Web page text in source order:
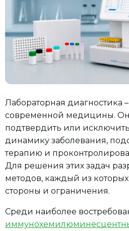
Лабораторная диагностика –
современной медицины.
подтвердить или
динамику заболевания,
терапию и
Для решения этих задач
методов, каждый из
стороны и ограничения.
Среди наиболее